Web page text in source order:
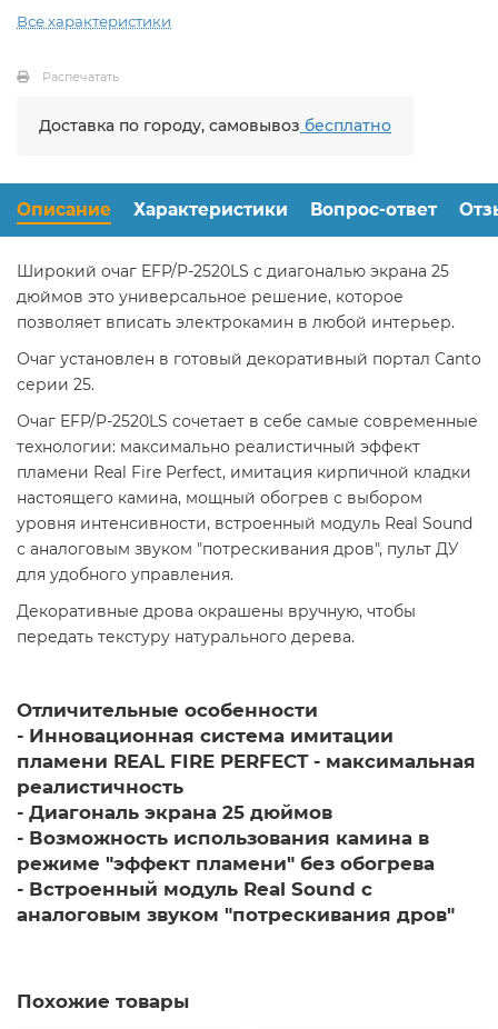
Все характеристики
Распечатать
Доставка по городу, самовывоз бесплатно
Описание Характеристики Вопрос-ответ
Широкий очаг EFP/P-2520LS с диагональю экрана 25
дюймов это универсальное решение, которое
позволяет вписать электрокамин в любой интерьер.
Очаг установлен в готовый декоративный портал Canto
серии 25.
Очаг EFP/P-2520LS сочетает в себе самые современные
технологии: максимально реалистичный эффект
пламени Real Fire Perfect, имитация кирпичной кладки
настоящего камина, мощный обогрев с выбором
уровня интенсивности, встроенный модуль Real Sound
с аналоговым звуком "потрескивания дров", пульт ДУ
для удобного управления.
Декоративные дрова окрашены вручную, чтобы
передать текстуру натурального дерева.
Отличительные особенности
- Инновационная система имитации
пламени REAL FIRE PERFECT - максимальная
реалистичность
- Диагональ экрана 25 дюймов
- Возможность использования камина в
режиме "эффект пламени" без обогрева
- Встроенный модуль Real Sound с
аналоговым звуком "потрескивания дров"
Похожие товары